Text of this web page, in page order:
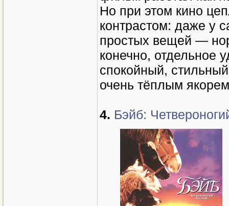
Но при этом кино
контрастом: даже у
простых вещей —
конечно, отдельное
спокойный,
очень тёплым якорем
4. Бэйб: